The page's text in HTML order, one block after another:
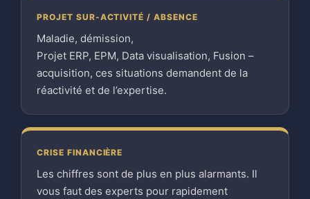
PROJET SUR-ACTIVITÉ / ABSENCE
Maladie, démission,
Projet ERP, EPM, Data visualisation, Fusion –
acquisition, ces situations demandent de la
réactivité et de l’expertise.
CRISE FINANCIÈRE
Les chiffres sont de plus en plus alarmants. Il
vous faut des experts pour rapidement